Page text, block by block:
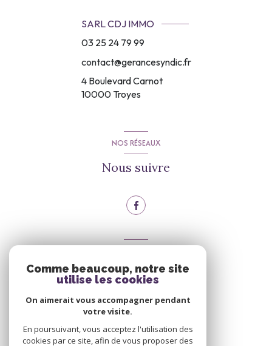
SARL CDJ IMMO
03 25 24 79 99
contact@gerancesyndic.fr
4 Boulevard Carnot
10000 Troyes
NOS RÉSEAUX
Nous suivre
Espace propriétaire
Se connecter
Comme beaucoup, notre site
utilise les cookies
On aimerait vous accompagner pendant
votre visite.
En poursuivant, vous acceptez l'utilisation des
cookies par ce site, afin de vous proposer des